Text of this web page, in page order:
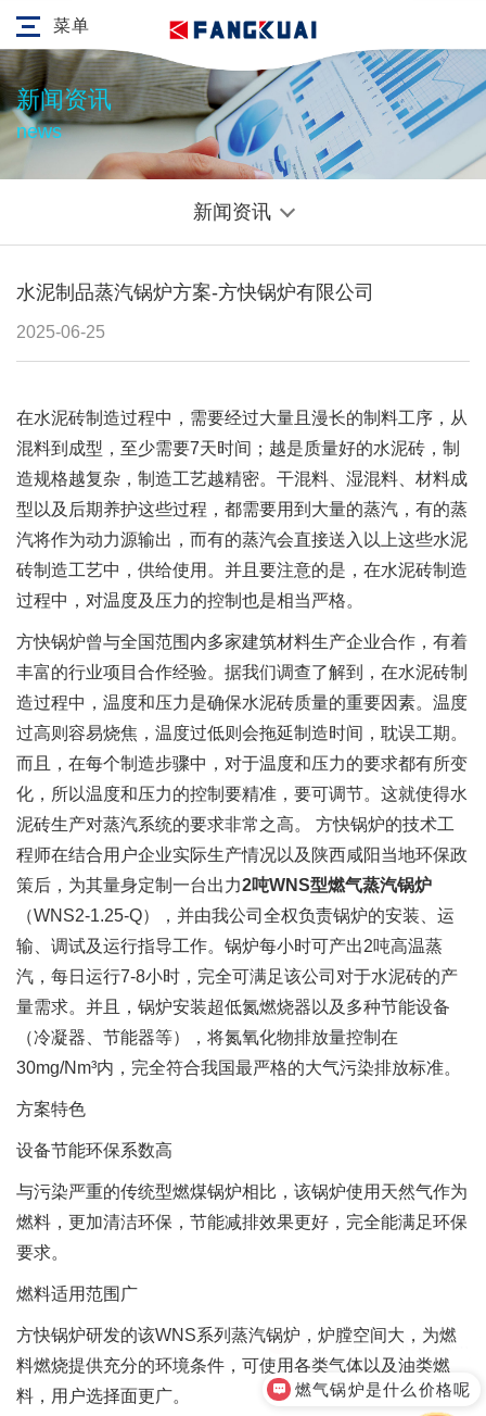
菜单
新闻资讯
news
新闻资讯
水泥制品蒸汽锅炉方案-方快锅炉有限公司
2025-06-25
在水泥砖制造过程中，需要经过大量且漫长的制料工序，从
混料到成型，至少需要7天时间；越是质量好的水泥砖，制
造规格越复杂，制造工艺越精密。干混料、湿混料、材料成
型以及后期养护这些过程，都需要用到大量的蒸汽，有的蒸
汽将作为动力源输出，而有的蒸汽会直接送入以上这些水泥
砖制造工艺中，供给使用。并且要注意的是，在水泥砖制造
过程中，对温度及压力的控制也是相当严格。
方快锅炉曾与全国范围内多家建筑材料生产企业合作，有着
丰富的行业项目合作经验。据我们调查了解到，在水泥砖制
造过程中，温度和压力是确保水泥砖质量的重要因素。温度
过高则容易烧焦，温度过低则会拖延制造时间，耽误工期。
而且，在每个制造步骤中，对于温度和压力的要求都有所变
化，所以温度和压力的控制要精准，要可调节。这就使得水
泥砖生产对蒸汽系统的要求非常之高。 方快锅炉的技术工
程师在结合用户企业实际生产情况以及陕西咸阳当地环保政
策后，为其量身定制一台出力2吨WNS型燃气蒸汽锅炉
（WNS2-1.25-Q），并由我公司全权负责锅炉的安装、运
输、调试及运行指导工作。锅炉每小时可产出2吨高温蒸
汽，每日运行7-8小时，完全可满足该公司对于水泥砖的产
量需求。并且，锅炉安装超低氮燃烧器以及多种节能设备
（冷凝器、节能器等），将氮氧化物排放量控制在
30mg/Nm³内，完全符合我国最严格的大气污染排放标准。
方案特色
设备节能环保系数高
与污染严重的传统型燃煤锅炉相比，该锅炉使用天然气作为
燃料，更加清洁环保，节能减排效果更好，完全能满足环保
要求。
燃料适用范围广
方快锅炉研发的该WNS系列蒸汽锅炉，炉膛空间大，为燃
料燃烧提供充分的环境条件，可使用各类气体以及油类燃
料，用户选择面更广。
燃气锅炉是什么价格呢